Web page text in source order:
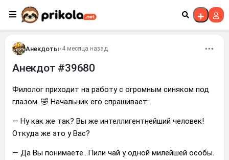
Перейти к контенту
Анекдоты•4 месяца назад
Анекдот #39680
Филолог приходит на работу с огромным синяком под
глазом. 🤣 Начальник его спрашивает:
— Ну как же так? Вы же интеллигентнейший человек!
Откуда же это у Вас?
— Да Вы понимаете…Пили чай у одной милейшей особы.